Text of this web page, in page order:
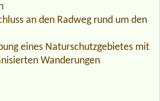
an den Radweg rund um den
eines Naturschutzgebietes mit
Wanderungen